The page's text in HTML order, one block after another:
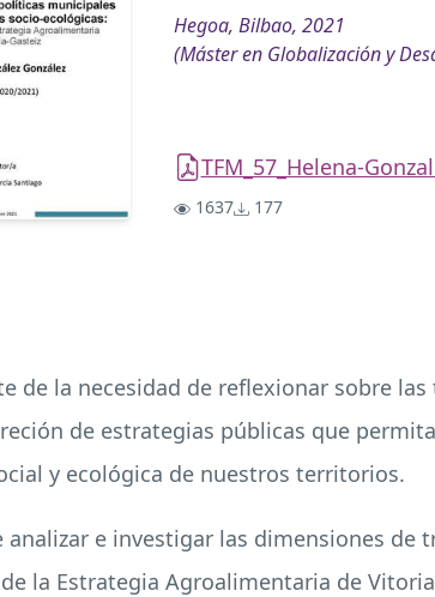
Hegoa, Bilbao, 2021
(Máster en Globalización y
TFM_57_Helena-
1637 177
de la necesidad de reflexionar sobre
de estrategias públicas que
y ecológica de nuestros territorios.
analizar e investigar las dimensiones
la Estrategia Agroalimentaria de